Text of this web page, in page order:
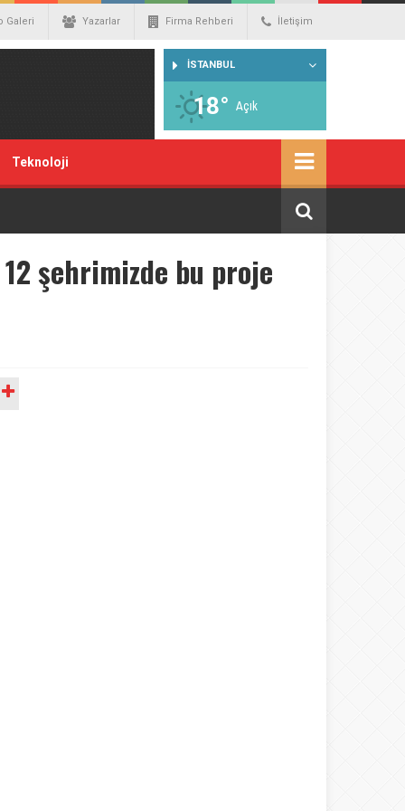
Galeri Yazarlar Firma Rehberi İletişim
İSTANBUL
18° Açık
Teknoloji
12 şehrimizde bu proje